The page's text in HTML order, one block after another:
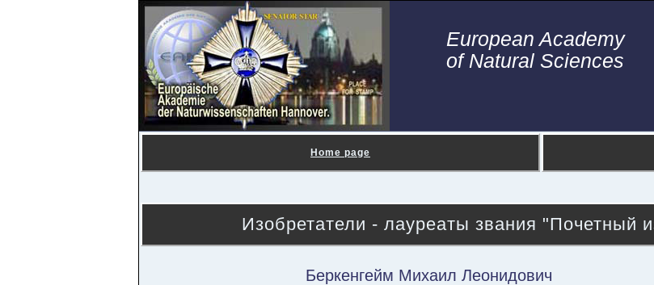
European Academy
of Natural Sciences
Home page
Изобретатели - лауреаты звания "Почетный
Беркенгейм Михаил Леонидович